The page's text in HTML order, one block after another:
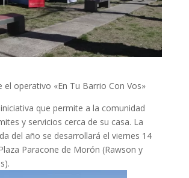
el operativo «En Tu Barrio Con Vos»
que permite a la comunidad
y servicios cerca de su casa. La
del año se desarrollará el viernes 14
Paracone de Morón (Rawson y